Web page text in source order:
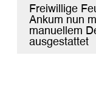
Freiwillige
Ankum nun
manuellem
ausgestattet